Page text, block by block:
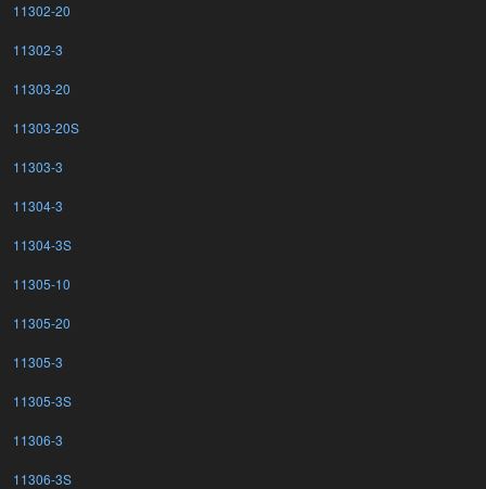
11302-20
11302-3
11303-20
11303-20S
11303-3
11304-3
11304-3S
11305-10
11305-20
11305-3
11305-3S
11306-3
11306-3S